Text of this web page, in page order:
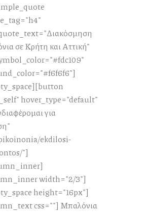
σε Κρήτη και Αττική"
hover_type="default"
για
ekdilosi-
"]
width="2/3"]
height="16px"]
css=""] Μπαλόνια